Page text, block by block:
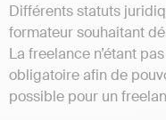
Différents statuts
formateur souhaitant
La freelance n’étant
obligatoire afin de
possible pour un